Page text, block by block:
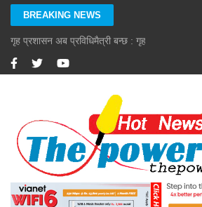
Skip
content
(Press
Enter)
BREAKING NEWS
गृह प्रशासन अब प्रविधिमैत्री बन्छ : गृहमन्त्री गुरुङ